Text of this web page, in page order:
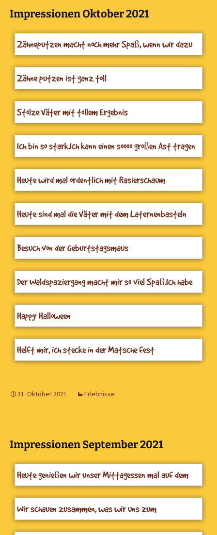
Impressionen Oktober 2021
Zähneputzen macht noch mehr Spaß, wenn wir dazu
das Feuerwehr-Zahnputzlied hören
Zähne putzen ist ganz toll
Stolze Väter mit tollem Ergebnis
Ich bin so stark.Ich kann einen soooo großen Ast tragen
Heute wird mal ordentlich mit Rasierschaum
gematscht
Heute sind mal die Väter mit dem Laternenbasteln
dran
Besuch von der Geburtstagsmaus
Der Waldspaziergang macht mir so viel Spaß.Ich habe
gerade einen Teich entdeckt, da spiegeln sich die Bäume
drin
Happy Halloween
Helft mir, ich stecke in der Matsche fest
31. Oktober 2021 Erlebnisse
Impressionen September 2021
Heute genießen wir unser Mittagessen mal auf dem
Außengelände
Wir schauen zusammen, was wir uns zum
Mittagessen wünschen